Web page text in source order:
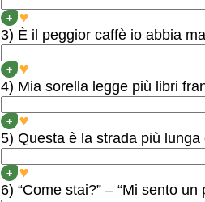
+
3) È il peggior caffè io abbia
+
4) Mia sorella legge più libri
+
5) Questa è la strada più
+
6) “Come stai?” – “Mi sento